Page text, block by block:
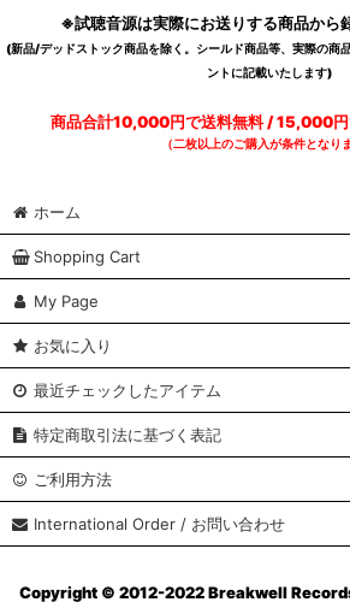
※試聴音源は実際にお送りする商品から
(新品/デッドストック商品を除く。シールド商品等、実際の商
ントに記載いたします)
商品合計10,000円で送料無料 / 15,000円
（二枚以上のご購入が条件となり
ホーム
Shopping Cart
My Page
お気に入り
最近チェックしたアイテム
特定商取引法に基づく表記
ご利用方法
International Order / お問い合わせ
Copyright © 2012-2022 Breakwell